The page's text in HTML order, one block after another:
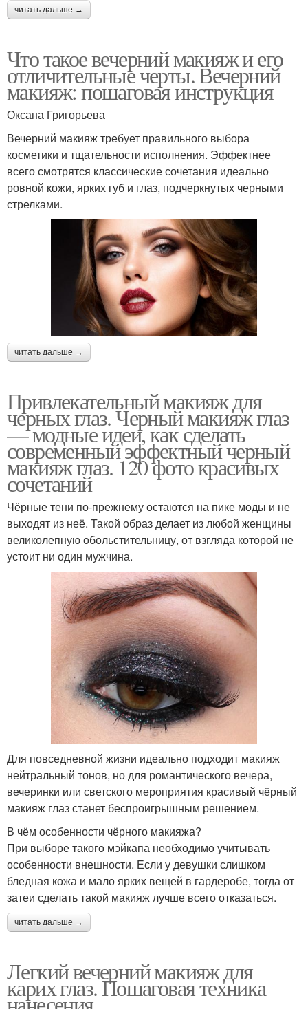
читать дальше →
Что такое вечерний макияж и его
отличительные черты. Вечерний
макияж: пошаговая инструкция
Оксана Григорьева
Вечерний макияж требует правильного выбора
косметики и тщательности исполнения. Эффектнее
всего смотрятся классические сочетания идеально
ровной кожи, ярких губ и глаз, подчеркнутых черными
стрелками.
читать дальше →
Привлекательный макияж для
черных глаз. Черный макияж глаз
— модные идеи, как сделать
современный эффектный черный
макияж глаз. 120 фото красивых
сочетаний
Чёрные тени по-прежнему остаются на пике моды и не
выходят из неё. Такой образ делает из любой женщины
великолепную обольстительницу, от взгляда которой не
устоит ни один мужчина.
Для повседневной жизни идеально подходит макияж
нейтральный тонов, но для романтического вечера,
вечеринки или светского мероприятия красивый чёрный
макияж глаз станет беспроигрышным решением.
В чём особенности чёрного макияжа?
При выборе такого мэйкапа необходимо учитывать
особенности внешности. Если у девушки слишком
бледная кожа и мало ярких вещей в гардеробе, тогда от
затеи сделать такой макияж лучше всего отказаться.
читать дальше →
Легкий вечерний макияж для
карих глаз. Пошаговая техника